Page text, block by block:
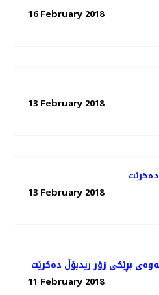
16 February 2018
13 February 2018
13 February 2018
بڕێكی زۆر ریدبۆڵ ده‌كرێت
11 February 2018